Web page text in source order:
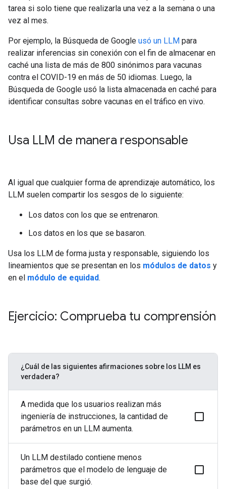
tarea si solo tiene que realizarla una vez a la semana o una
vez al mes.
Por ejemplo, la Búsqueda de Google usó un LLM para
realizar inferencias sin conexión con el fin de almacenar en
caché una lista de más de 800 sinónimos para vacunas
contra el COVID-19 en más de 50 idiomas. Luego, la
Búsqueda de Google usó la lista almacenada en caché para
identificar consultas sobre vacunas en el tráfico en vivo.
Usa LLM de manera responsable
Al igual que cualquier forma de aprendizaje automático, los
LLM suelen compartir los sesgos de lo siguiente:
Los datos con los que se entrenaron.
Los datos en los que se basaron.
Usa los LLM de forma justa y responsable, siguiendo los
lineamientos que se presentan en los módulos de datos y
en el módulo de equidad.
Ejercicio: Comprueba tu comprensión
¿Cuál de las siguientes afirmaciones sobre los LLM es
verdadera?
A medida que los usuarios realizan más
ingeniería de instrucciones, la cantidad de
parámetros en un LLM aumenta.
Un LLM destilado contiene menos
parámetros que el modelo de lenguaje de
base del que surgió.